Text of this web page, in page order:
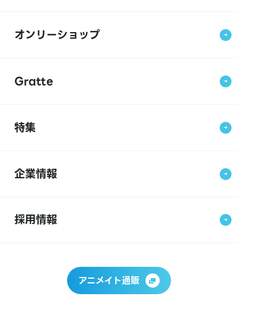
オンリーショップ
Gratte
特集
企業情報
採用情報
アニメイト通販